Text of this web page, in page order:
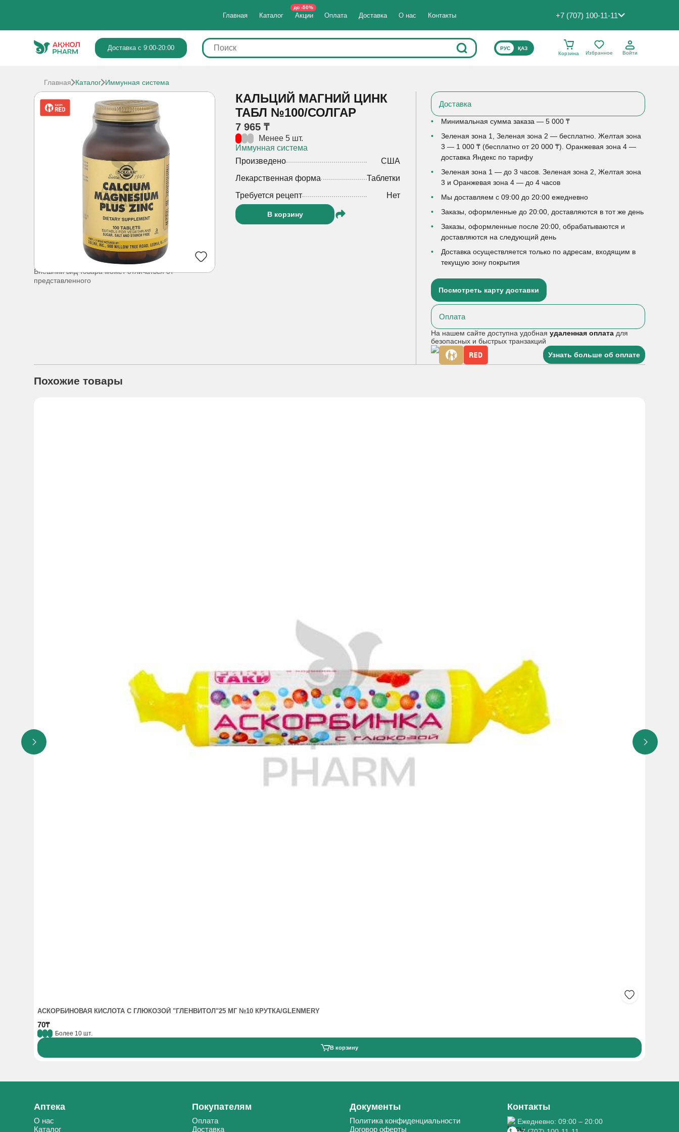
Главная Каталог Акции
до -50%
Оплата Доставка О нас Контакты +7 (707) 100-11-11
Доставка с 9:00-20:00 ВЫБЕРИТЕ ЯЗЫК САЙТА
РУС
ҚАЗ
Корзина
Избранное Войти
Главная Каталог Иммунная система
Внешний вид товара может отличаться от
представленного
КАЛЬЦИЙ МАГНИЙ ЦИНК
ТАБЛ №100/СОЛГАР
7 965 ₸
Менее 5 шт.
Иммунная система
Произведено
США
Лекарственная форма
Таблетки
Требуется рецепт
Нет
В корзину
Доставка
Минимальная сумма заказа — 5 000 ₸
Зеленая зона 1, Зеленая зона 2 — бесплатно. Желтая зона
3 — 1 000 ₸ (бесплатно от 20 000 ₸). Оранжевая зона 4 —
доставка Яндекс по тарифу
Зеленая зона 1 — до 3 часов. Зеленая зона 2, Желтая зона
3 и Оранжевая зона 4 — до 4 часов
Мы доставляем с 09:00 до 20:00 ежедневно
Заказы, оформленные до 20:00, доставляются в тот же день
Заказы, оформленные после 20:00, обрабатываются и
доставляются на следующий день
Доставка осуществляется только по адресам, входящим в
текущую зону покрытия
Посмотреть карту доставки
Оплата
На нашем сайте доступна удобнаяудаленная оплата для
безопасных и быстрых транзакций
Узнать больше об оплате
Похожие товары
АСКОРБИНОВАЯ КИСЛОТА С ГЛЮКОЗОЙ "ГЛЕНВИТОЛ"25 МГ №10 КРУТКА/GLENMERY
70₸
Более 10 шт.
В корзину
Аптека
О нас
Каталог
Покупателям
Оплата
Доставка
Документы
Политика конфиденциальности
Договор оферты
Контакты
Ежедневно: 09:00 – 20:00